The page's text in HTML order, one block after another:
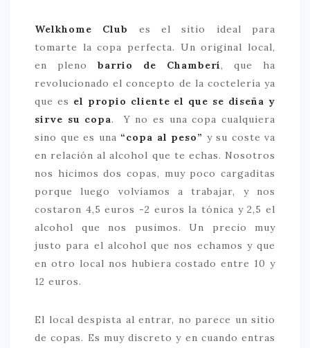
NUESTROS FAVORITOS
BEAUTY
ESCAPADAS
HEALTHY
MAPA
CONTACTO
Welkhome Club
es el sitio ideal para
tomarte la copa perfecta. Un original local,
en pleno barrio de Chamberí, que ha
revolucionado el concepto de la coctelería ya
que es el propio cliente el que se diseña y
sirve su copa. Y no es una copa cualquiera
sino que es una “copa al peso” y su coste va
en relación al alcohol que te echas. Nosotros
nos hicimos dos copas, muy poco cargaditas
porque luego volvíamos a trabajar, y nos
costaron 4,5 euros -2 euros la tónica y 2,5 el
alcohol que nos pusimos. Un precio muy
justo para el alcohol que nos echamos y que
en otro local nos hubiera costado entre 10 y
12 euros.
El local despista al entrar, no parece un sitio
de copas. Es muy discreto y en cuando entras